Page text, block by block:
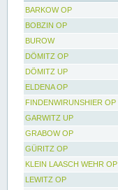
BARKOW OP
BOBZIN OP
BUROW
DÖMITZ OP
DÖMITZ UP
ELDENA OP
FINDENWIRUNSHIER OP
GARWITZ UP
GRABOW OP
GÜRITZ OP
KLEIN LAASCH WEHR OP
LEWITZ OP